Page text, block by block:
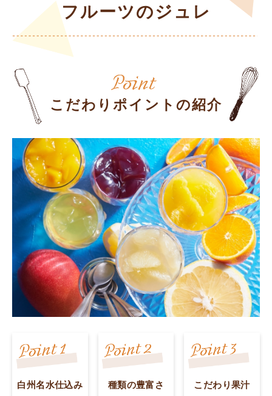
フルーツのジュレ
こだわりポイントの紹介
白州名水仕込み 種類の豊富さ こだわり果汁